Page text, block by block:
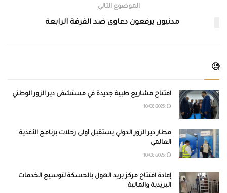
الموضوع التالي
مدنيون يرفعون دعاوى ضد الفرقة الرابعة
🧐
افتتاح مشاريع طبية جديدة في مستشفى دير الزور الوطني
مطار دير الزور الدولي يستقبل أولى رحلات برنامج الأغذية
العالمي
إعادة افتتاح مركز بريد الهول بالحسكة لتوسيع الخدمات
البريدية والمالية